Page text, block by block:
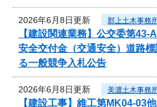
2026年6月8日更新 郡上土木事務
【建設関連業務】公交委第43-
安全交付金（交通安全）道路
る一般競争入札公告
2026年6月8日更新 美濃土木事務
【建設工事】維工第MK04-03